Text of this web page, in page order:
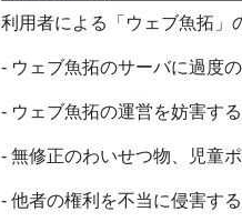
利用者による「ウェブ魚拓」
- ウェブ魚拓のサーバに過度
- ウェブ魚拓の運営を妨害す
- 無修正のわいせつ物、児童
- 他者の権利を不当に侵害す